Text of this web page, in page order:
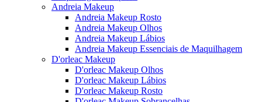
Andreia Makeup
Andreia Makeup Rosto
Andreia Makeup Olhos
Andreia Makeup Lábios
Andreia Makeup Essenciais de Maquilhagem
D'orleac Makeup
D'orleac Makeup Olhos
D'orleac Makeup Lábios
D'orleac Makeup Rosto